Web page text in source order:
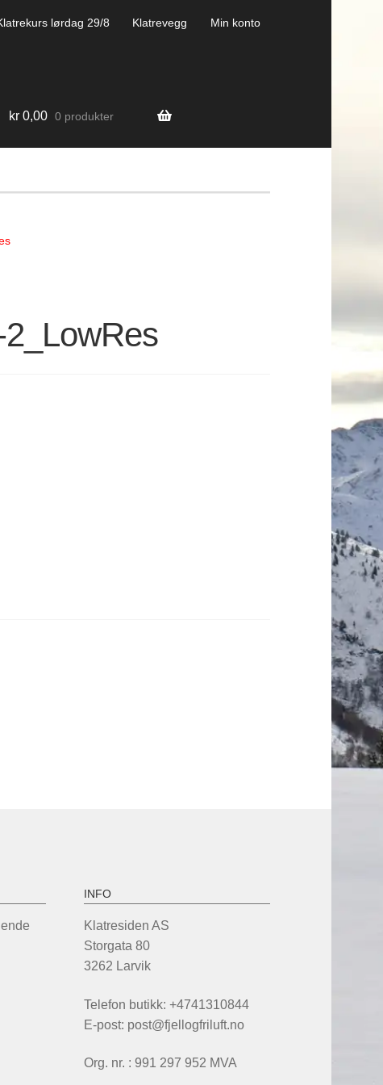
lørdag 29/8 Klatrevegg Min konto
kr 0,00 0 produkter
INFO
Klatresiden AS
Storgata 80
3262 Larvik
Telefon butikk: +4741310844
E-post: post@fjellogfriluft.no
Org. nr. : 991 297 952 MVA